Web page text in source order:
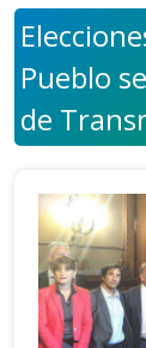
Pueblo
de